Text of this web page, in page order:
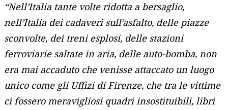
“Nell’Italia tante volte ridotta a bersaglio,
nell’Italia dei cadaveri sull’asfalto, delle piazze
sconvolte, dei treni esplosi, delle stazioni
ferroviarie saltate in aria, delle auto-bomba, non
era mai accaduto che venisse attaccato un luogo
unico come gli Uffizi di Firenze, che tra le vittime
ci fossero meravigliosi quadri insostituibili, libri